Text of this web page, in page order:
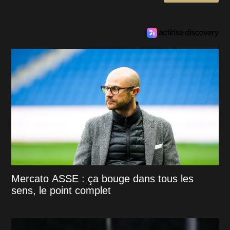
Mercato ASSE : ça bouge dans tous les
sens, le point complet